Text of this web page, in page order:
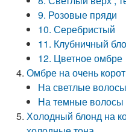
9. Розовые пряди
10. Серебристый
11. Клубничный
12. Цветное омбре
Омбре на очень
На светлые волосы
На темные волосы
Холодный блонд на